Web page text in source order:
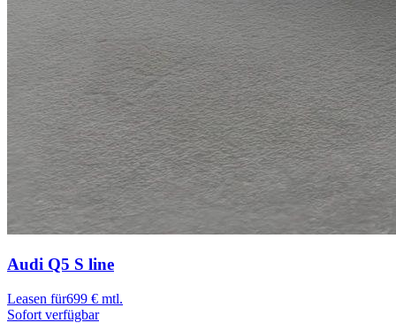
Audi Q5 S line
Leasen für699 € mtl.
Sofort verfügbar